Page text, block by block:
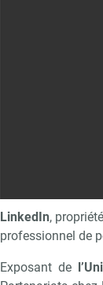
LinkedIn,
professionnel de
Exposant de